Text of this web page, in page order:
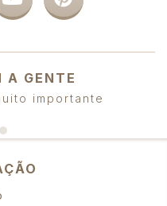
A GENTE
importante